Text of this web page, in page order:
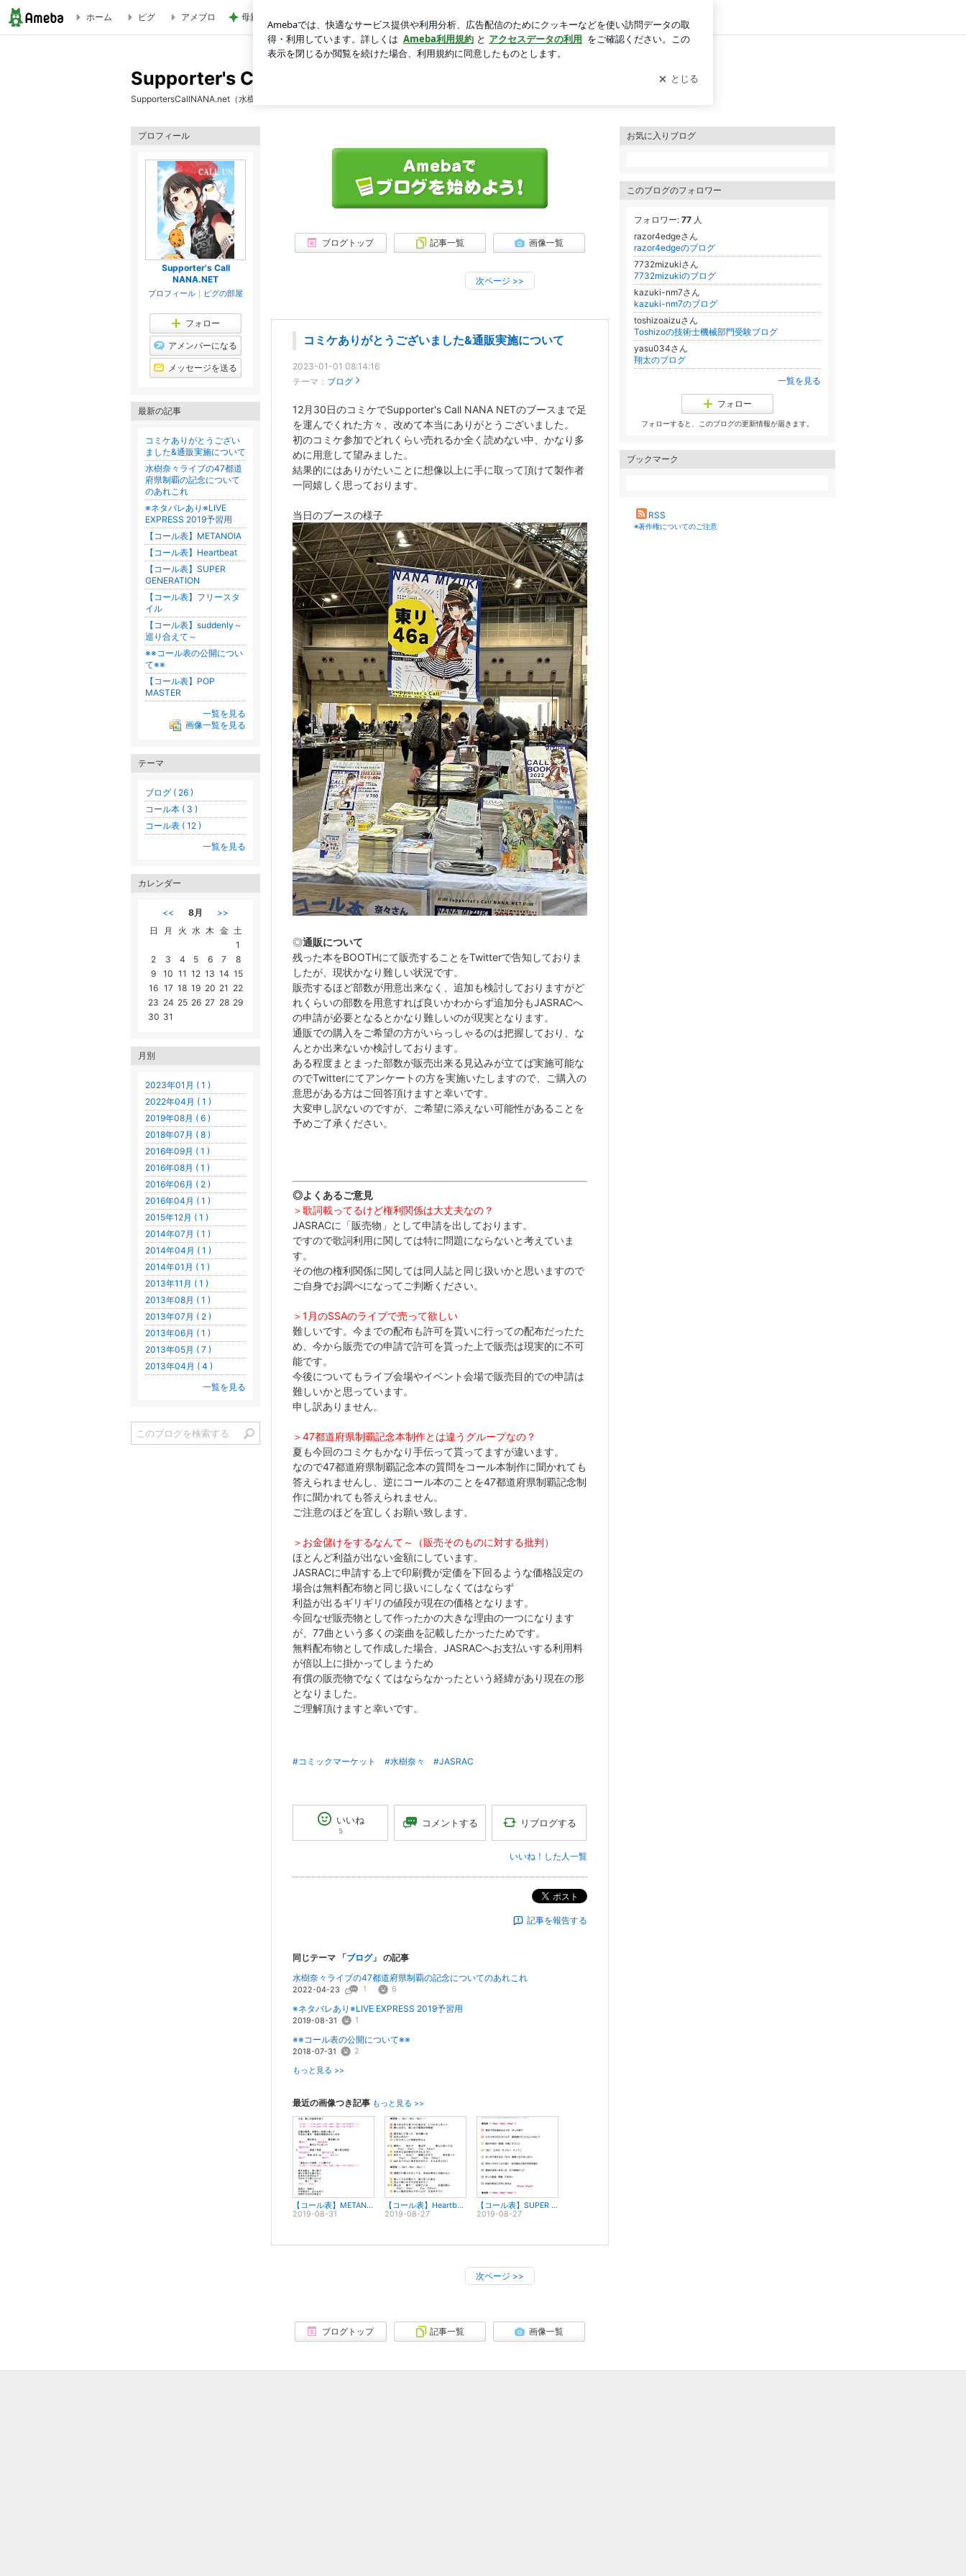
ホーム ピグ アメブロ 母親からの孫催促にプレッシャー ログイン
Supporter's Call NANA.NET diary
SupportersCallNANA.net（水樹奈々コール本制作）の気ままなるつぶやき
ブログトップ 記事一覧 画像一覧
次ページ >>
コミケありがとうございました&通販実施について
2023-01-01 08:14:16
テーマ： ブログ
12月30日のコミケでSupporter's Call NANA NETのブースまで足
を運んでくれた方々、改めて本当にありがとうございました。
初のコミケ参加でどれくらい売れるか全く読めない中、かなり多
めに用意して望みました。
結果的にはありがたいことに想像以上に手に取って頂けて製作者
一同嬉しく思っております。
当日のブースの様子
◎通販について
残った本をBOOTHにて販売することをTwitterで告知しておりま
したが、現状かなり難しい状況です。
販売するほど部数が用意出来なく、追加も検討しておりますがど
れくらいの部数を用意すれば良いかわからず追加分もJASRACへ
の申請が必要となるとかなり難しいのが現実となります。
通販での購入をご希望の方がいらっしゃるのは把握しており、な
んとか出来ないか検討しております。
ある程度まとまった部数が販売出来る見込みが立てば実施可能な
のでTwitterにてアンケートの方を実施いたしますので、ご購入の
意思がある方はご回答頂けますと幸いです。
大変申し訳ないのですが、ご希望に添えない可能性があることを
予めご了承ください。
◎よくあるご意見
＞歌詞載ってるけど権利関係は大丈夫なの？
JASRACに「販売物」として申請を出しております。
ですので歌詞利用に関しては特に問題にならないと考えていま
す。
その他の権利関係に関しては同人誌と同じ扱いかと思いますので
ご自身でお調べになってご判断ください。
＞1月のSSAのライブで売って欲しい
難しいです。今までの配布も許可を貰いに行っての配布だったた
め、今から販売での申請で許可を貰った上で販売は現実的に不可
能です。
今後についてもライブ会場やイベント会場で販売目的での申請は
難しいかと思っています。
申し訳ありません。
＞47都道府県制覇記念本制作とは違うグループなの？
夏も今回のコミケもかなり手伝って貰ってますが違います。
なので47都道府県制覇記念本の質問をコール本制作に聞かれても
答えられませんし、逆にコール本のことを47都道府県制覇記念制
作に聞かれても答えられません。
ご注意のほどを宜しくお願い致します。
＞お金儲けをするなんて～（販売そのものに対する批判）
ほとんど利益が出ない金額にしています。
JASRACに申請する上で印刷費が定価を下回るような価格設定の
場合は無料配布物と同じ扱いにしなくてはならず
利益が出るギリギリの値段が現在の価格となります。
今回なぜ販売物として作ったかの大きな理由の一つになります
が、77曲という多くの楽曲を記載したかったためです。
無料配布物として作成した場合、JASRACへお支払いする利用料
が倍以上に掛かってしまうため
有償の販売物でなくてはならなかったという経緯があり現在の形
となりました。
ご理解頂けますと幸いです。
#コミックマーケット #水樹奈々 #JASRAC
いいね
5
コメントする リブログする
いいね！した人一覧
ポスト
記事を報告する
同じテーマ 「ブログ」 の記事
水樹奈々ライブの47都道府県制覇の記念についてのあれこれ
2022-04-23 1 6
※ネタバレあり※LIVE EXPRESS 2019予習用
2019-08-31 1
※※コール表の公開について※※
2018-07-31 2
もっと見る >>
最近の画像つき記事 もっと見る >>
【コール表】METANOIA
2019-08-31
【コール表】Heartbeat
2019-08-27
【コール表】SUPER GENERATION
2019-08-27
次ページ >>
ブログトップ 記事一覧 画像一覧
お気に入りブログ
このブログのフォロワー
フォロワー: 77 人
razor4edgeさん
razor4edgeのブログ
7732mizukiさん
7732mizukiのブログ
kazuki-nm7さん
kazuki-nm7のブログ
toshizoaizuさん
Toshizoの技術士機械部門受験ブログ
yasu034さん
翔太のブログ
一覧を見る
フォロー
フォローすると、このブログの更新情報が届きます。
ブックマーク
RSS
※著作権についてのご注意
プロフィール
Supporter's Call
NANA.NET
プロフィール ｜ ピグの部屋
フォロー
アメンバーになる
メッセージを送る
最新の記事
コミケありがとうござい
ました&通販実施について
水樹奈々ライブの47都道
府県制覇の記念について
のあれこれ
※ネタバレあり※LIVE
EXPRESS 2019予習用
【コール表】METANOIA
【コール表】Heartbeat
【コール表】SUPER
GENERATION
【コール表】フリースタ
イル
【コール表】suddenly～
巡り合えて～
※※コール表の公開につい
て※※
【コール表】POP
MASTER
一覧を見る
画像一覧を見る
テーマ
ブログ ( 26 )
コール本 ( 3 )
コール表 ( 12 )
一覧を見る
カレンダー
<< 8月
>>
日
月 火 水 木 金 土
1
2
3 4 5 6 7
8
9
10 11 12 13 14 15
16 17 18 19 20 21 22
23 24 25 26 27 28 29
30 31
月別
2023年01月 ( 1 )
2022年04月 ( 1 )
2019年08月 ( 6 )
2018年07月 ( 8 )
2016年09月 ( 1 )
2016年08月 ( 1 )
2016年06月 ( 2 )
2016年04月 ( 1 )
2015年12月 ( 1 )
2014年07月 ( 1 )
2014年04月 ( 1 )
2014年01月 ( 1 )
2013年11月 ( 1 )
2013年08月 ( 1 )
2013年07月 ( 2 )
2013年06月 ( 1 )
2013年05月 ( 7 )
2013年04月 ( 4 )
一覧を見る